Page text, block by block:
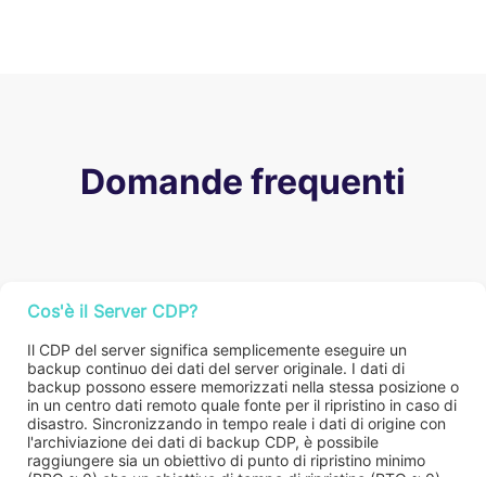
Domande frequenti
Cos'è il Server CDP?
Il CDP del server significa semplicemente eseguire un
backup continuo dei dati del server originale. I dati di
backup possono essere memorizzati nella stessa posizione o
in un centro dati remoto quale fonte per il ripristino in caso di
disastro. Sincronizzando in tempo reale i dati di origine con
l'archiviazione dei dati di backup CDP, è possibile
raggiungere sia un obiettivo di punto di ripristino minimo